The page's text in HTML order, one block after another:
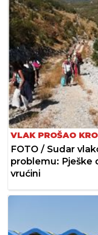
VLAK PROŠAO
FOTO / Sudar
problemu: Pješke
vrućini